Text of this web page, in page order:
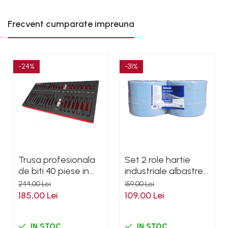
Mini
Peugeot
Renault
Saab
Volkswagen
Volvo
Scule pentru tinichigerie
Frecvent cumparate impreuna
-24%
Trusa profesionala
de biti 40 piese in
modul de spuma
244,00 Lei
185,00 Lei
-31%
Set 2 role hartie
industriale albastre
3 straturi 500
portii,170M/rola
159,00 Lei
109,00 Lei